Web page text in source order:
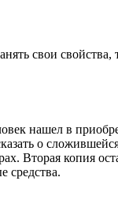
свои
нашел в
о
Вторая копия
средства.